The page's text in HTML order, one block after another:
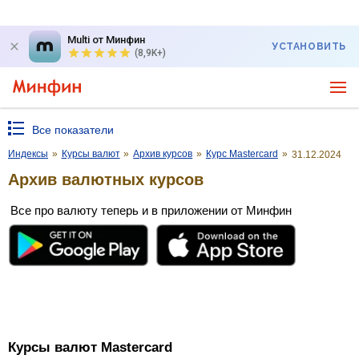
Multi от Минфин
(8,9K+)
УСТАНОВИТЬ
Все показатели
Индексы » Курсы валют » Архив курсов » Курс Mastercard » 31.12.2024
Архив валютных курсов
Все про валюту теперь и в приложении от Минфин
Курсы валют Mastercard